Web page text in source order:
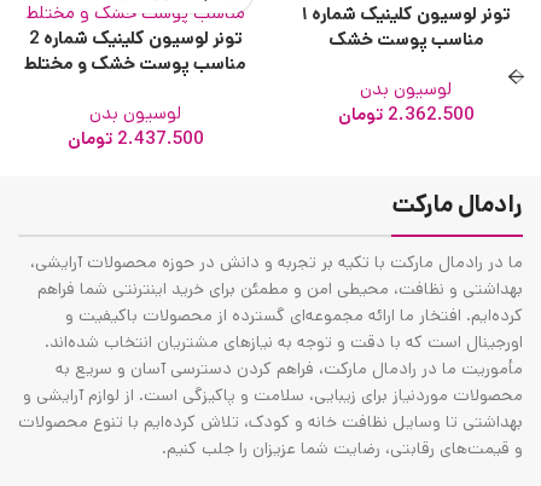
تونر لوسیون کلینیک شماره ۱
مناسب پوست خشک
لوسیون بدن
2.362.500 تومان
تونر لوسیون کلینیک شماره 2
مناسب پوست خشک و مختلط
لوسیون بدن
2.437.500 تومان
رادمال مارکت
ما در رادمال مارکت با تکیه بر تجربه و دانش در حوزه محصولات آرایشی،
بهداشتی و نظافت، محیطی امن و مطمئن برای خرید اینترنتی شما فراهم
کرده‌ایم. افتخار ما ارائه مجموعه‌ای گسترده از محصولات باکیفیت و
اورجینال است که با دقت و توجه به نیازهای مشتریان انتخاب شده‌اند.
مأموریت ما در رادمال مارکت، فراهم کردن دسترسی آسان و سریع به
محصولات موردنیاز برای زیبایی، سلامت و پاکیزگی است. از لوازم آرایشی و
بهداشتی تا وسایل نظافت خانه و کودک، تلاش کرده‌ایم با تنوع محصولات
و قیمت‌های رقابتی، رضایت شما عزیزان را جلب کنیم.